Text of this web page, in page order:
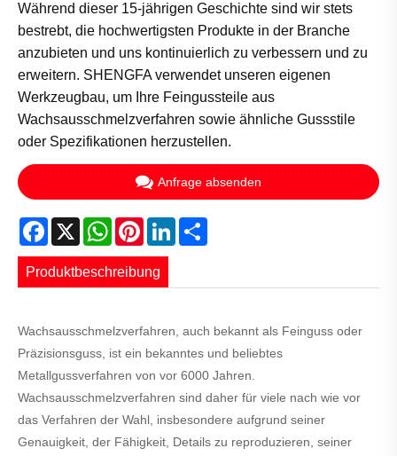
Während dieser 15-jährigen Geschichte sind wir stets
bestrebt, die hochwertigsten Produkte in der Branche
anzubieten und uns kontinuierlich zu verbessern und zu
erweitern. SHENGFA verwendet unseren eigenen
Werkzeugbau, um Ihre Feingussteile aus
Wachsausschmelzverfahren sowie ähnliche Gussstile
oder Spezifikationen herzustellen.
Anfrage absenden
Facebook
X WhatsApp
PinterestLinkedIn
Produktbeschreibung
Wachsausschmelzverfahren, auch bekannt als Feinguss oder
Präzisionsguss, ist ein bekanntes und beliebtes
Metallgussverfahren von vor 6000 Jahren.
Wachsausschmelzverfahren sind daher für viele nach wie vor
das Verfahren der Wahl, insbesondere aufgrund seiner
Genauigkeit, der Fähigkeit, Details zu reproduzieren, seiner